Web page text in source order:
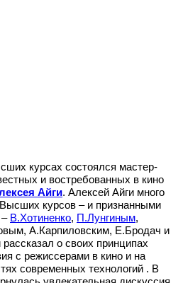
курсах состоялся мастер-
и востребованных в кино
Айги. Алексей Айги много
курсов – и признанными
– В.Хотиненко, П.Лунгиным,
А.Карпиловским, Е.Бродач и
о своих принципах
с режиссерами в кино и на
современных технологий . В